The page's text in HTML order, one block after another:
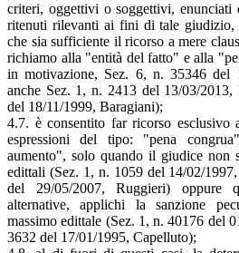
criteri, oggettivi o soggettivi, enunciati
ritenuti rilevanti ai fini di tale giudizio,
che sia sufficiente il ricorso a mere
richiamo alla "entità del fatto" e alla
in motivazione, Sez. 6, n. 35346 del
anche Sez. 1, n. 2413 del 13/03/
del 18/11/1999, Baragiani);
4.7. è consentito far ricorso esclusivo
espressioni del tipo: "pena
aumento", solo quando il giudice non
edittali (Sez. 1, n. 1059 del 14/02/
del 29/05/2007, Ruggieri) oppure
alternative, applichi la sanzione
massimo edittale (Sez. 1, n. 40176 del
3632 del 17/01/1995, Capelluto);